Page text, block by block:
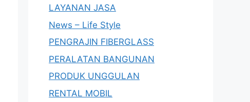
LAYANAN JASA
News – Life Style
PENGRAJIN FIBERGLASS
PERALATAN BANGUNAN
PRODUK UNGGULAN
RENTAL MOBIL